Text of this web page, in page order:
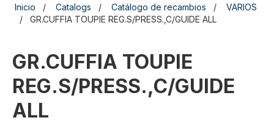
Inicio Catalogs Catálogo de recambios
VARIOS
GR.CUFFIA TOUPIE REG.S/PRESS.,C/GUIDE ALL
GR.CUFFIA TOUPIE
REG.S/PRESS.,C/GUIDE
ALL